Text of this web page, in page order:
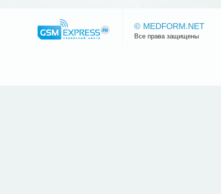
© MEDFORM.NET
Все права защищены